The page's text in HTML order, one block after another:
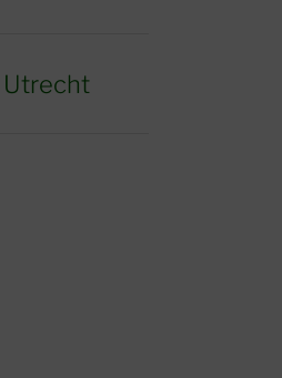
Utrecht